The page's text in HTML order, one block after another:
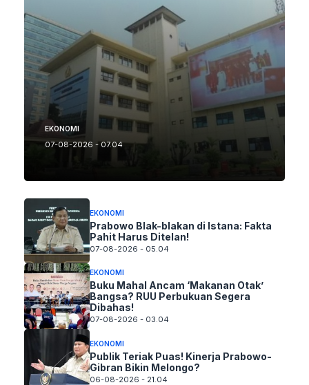
EKONOMI
07-08-2026 - 07.04
EKONOMI
Prabowo Blak-blakan di Istana: Fakta
Pahit Harus Ditelan!
07-08-2026 - 05.04
EKONOMI
Buku Mahal Ancam ‘Makanan Otak’
Bangsa? RUU Perbukuan Segera
Dibahas!
07-08-2026 - 03.04
EKONOMI
Publik Teriak Puas! Kinerja Prabowo-
Gibran Bikin Melongo?
06-08-2026 - 21.04